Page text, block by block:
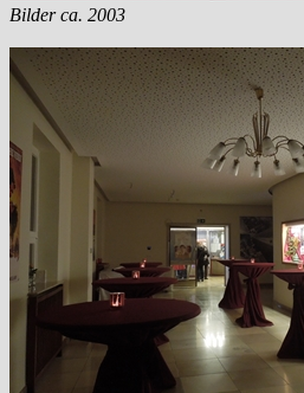
Bilder ca. 2003